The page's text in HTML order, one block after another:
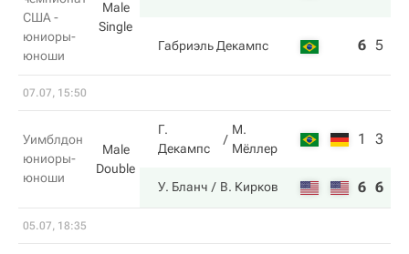
США -
юниоры-
юноши
Male
Single
Габриэль Декампс
6 5
07.07, 15:50
Уимблдон
юниоры-
юноши
Male
Double
Г.
Декампс
М.
Мёллер
1 3
У. Бланч В. Кирков 6 6
05.07, 18:35